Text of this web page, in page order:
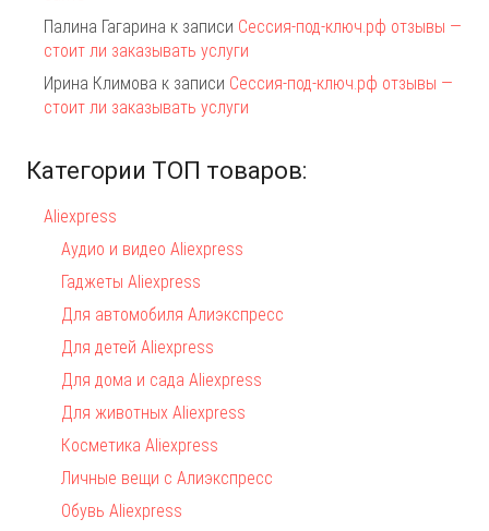
Палина Гагарина к записи Сессия-под-ключ.рф отзывы —
стоит ли заказывать услуги
Ирина Климова к записи Сессия-под-ключ.рф отзывы —
стоит ли заказывать услуги
Категории ТОП товаров:
Aliexpress
Аудио и видео Aliexpress
Гаджеты Aliexpress
Для автомобиля Алиэкспресс
Для детей Aliexpress
Для дома и сада Aliexpress
Для животных Aliexpress
Косметика Aliexpress
Личные вещи с Алиэкспресс
Обувь Aliexpress